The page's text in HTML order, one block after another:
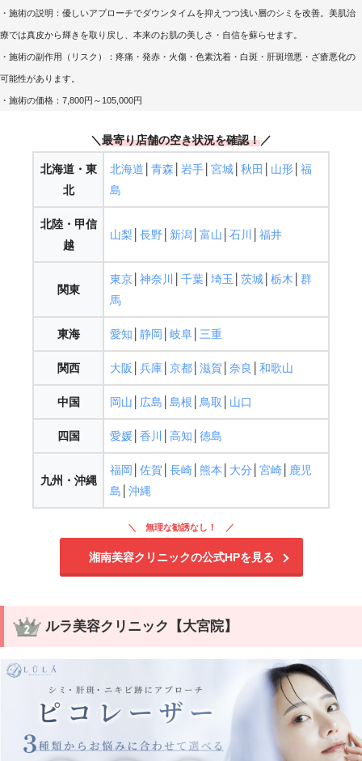
・施術の説明：優しいアプローチでダウンタイムを抑えつつ浅い層のシミを改善。美肌治
療では真皮から輝きを取り戻し、本来のお肌の美しさ・自信を蘇らせます。
・施術の副作用（リスク）：疼痛・発赤・火傷・色素沈着・白斑・肝斑増悪・ざ瘡悪化の
可能性があります。
・施術の価格：7,800円～105,000円
＼最寄り店舗の空き状況を確認！／
北海道・東
北
北海道 青森 岩手 宮城 秋田 山形 福
島
北陸・甲信
越
山梨 長野 新潟 富山 石川 福井
関東
東京 神奈川 千葉 埼玉 茨城 栃木
群
馬
東海 愛知 静岡 岐阜 三重
関西 大阪 兵庫 京都 滋賀 奈良 和歌山
中国 岡山 広島 島根 鳥取 山口
四国 愛媛 香川 高知 徳島
九州・沖縄
福岡 佐賀 長崎 熊本 大分 宮崎
鹿児
島
沖縄
無理な勧誘なし！
湘南美容クリニックの公式HPを見る
ルラ美容クリニック【大宮院】